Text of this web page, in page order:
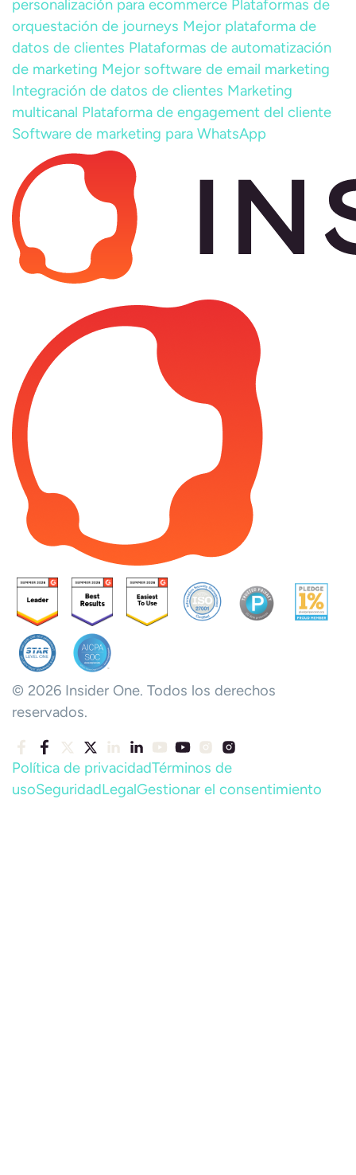
personalización para ecommerce Plataformas de
orquestación de journeys Mejor plataforma de
datos de clientes Plataformas de automatización
de marketing Mejor software de email marketing
Integración de datos de clientes Marketing
multicanal Plataforma de engagement del cliente
Software de marketing para WhatsApp
© 2026 Insider One. Todos los derechos
reservados.
Política de privacidadTérminos de
usoSeguridadLegalGestionar el consentimiento